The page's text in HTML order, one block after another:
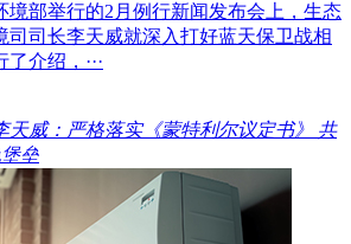
境部举行的2月例行新闻发布会上，生态
司司长李天威就深入打好蓝天保卫战相
介绍，···